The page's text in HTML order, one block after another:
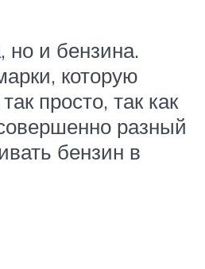
но и бензина.
которую
просто, так как
разный
бензин в